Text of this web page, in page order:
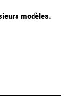
modèles.